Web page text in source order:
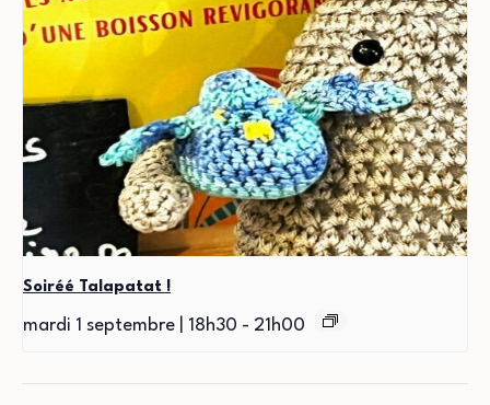
Soiréé Talapatat !
mardi 1 septembre | 18h30 - 21h00